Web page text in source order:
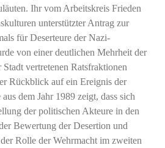
Ihr vom Arbeitskreis Frieden
unterstützter Antrag zur
für Deserteure der Nazi-
von einer deutlichen Mehrheit der
vertretenen Ratsfraktionen
Rückblick auf ein Ereignis der
dem Jahr 1989 zeigt, dass sich
der politischen Akteure in den
Bewertung der Desertion und
Rolle der Wehrmacht im zweiten